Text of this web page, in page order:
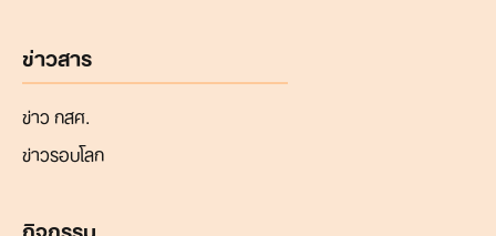
ข่าวสาร
ข่าว กสศ.
ข่าวรอบโลก